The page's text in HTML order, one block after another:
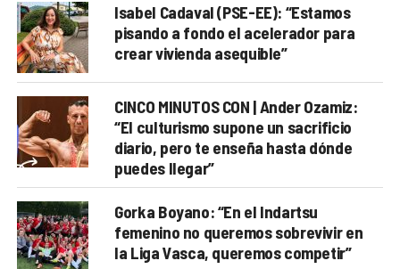
Isabel Cadaval (PSE-EE): “Estamos
pisando a fondo el acelerador para
crear vivienda asequible”
CINCO MINUTOS CON | Ander Ozamiz:
“El culturismo supone un sacrificio
diario, pero te enseña hasta dónde
puedes llegar”
Gorka Boyano: “En el Indartsu
femenino no queremos sobrevivir en
la Liga Vasca, queremos competir”